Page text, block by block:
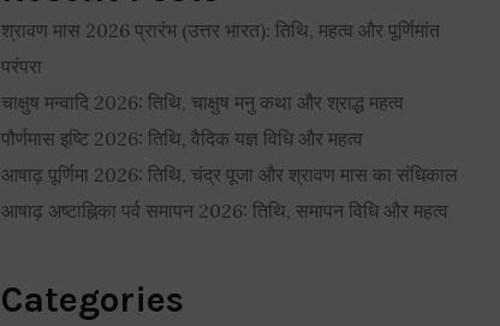
श्रावण मास 2026 प्रारंभ (उत्तर भारत): तिथि, महत्व और पूर्णिमांत
परंपरा
चाक्षुष मन्वादि 2026: तिथि, चाक्षुष मनु कथा और श्राद्ध महत्व
पौर्णमास इष्टि 2026: तिथि, वैदिक यज्ञ विधि और महत्व
आषाढ़ पूर्णिमा 2026: तिथि, चंद्र पूजा और श्रावण मास का संधिकाल
आषाढ़ अष्टाह्निका पर्व समापन 2026: तिथि, समापन विधि और महत्व
Categories